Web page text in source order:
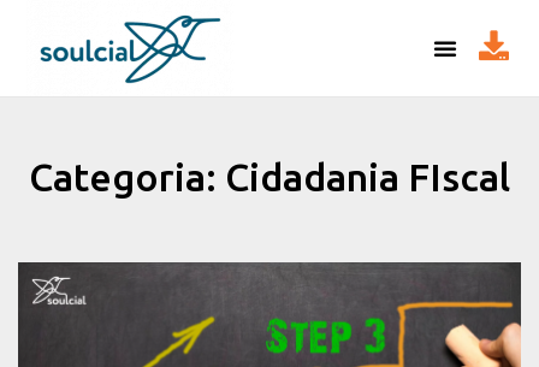
Categoria: Cidadania FIscal